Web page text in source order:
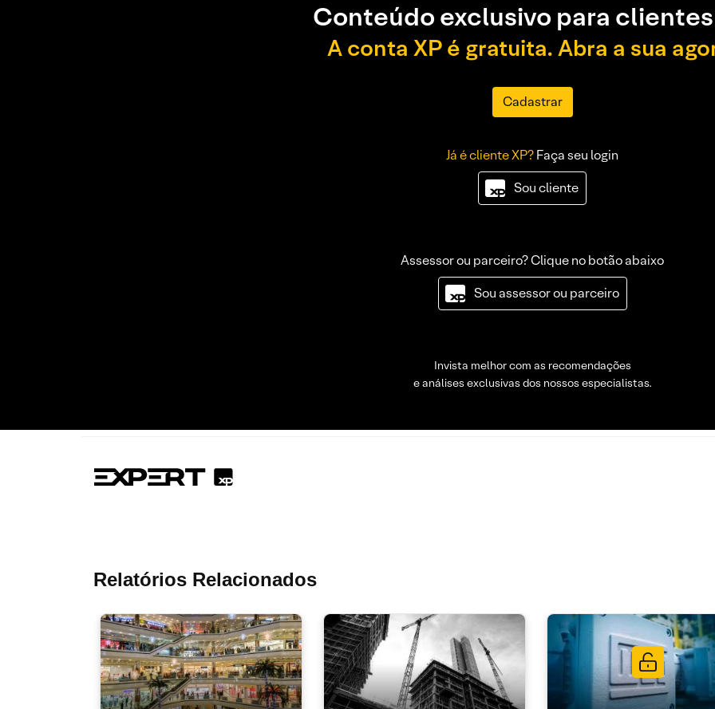
Conteúdo exclusivo para
A conta XP é gratuita. Abra a sua
Cadastrar
Já é cliente XP?Faça seu login
Sou cliente
Assessor ou parceiro? Clique no botão abaixo
Sou assessor ou parceiro
Invista melhor com as recomendações
e análises exclusivas dos nossos especialistas.
Relatórios Relacionados